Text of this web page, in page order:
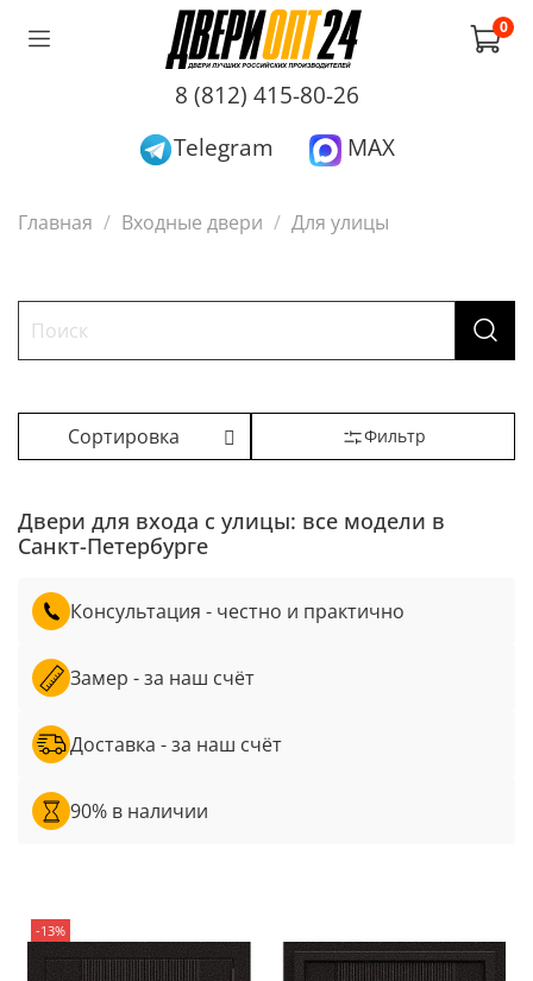
0
8 (812) 415-80-26
Telegram
MAX
Главная Входные двери Для улицы
Двери для входа с улицы: все модели в
Санкт-Петербурге
Консультация - честно и практично
Замер - за наш счёт
Доставка - за наш счёт
90% в наличии
-13%
Фильтр